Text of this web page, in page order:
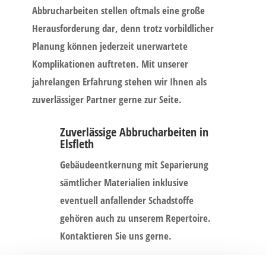
Abbrucharbeiten stellen oftmals eine große
Herausforderung dar, denn trotz vorbildlicher
Planung können jederzeit unerwartete
Komplikationen auftreten. Mit unserer
jahrelangen Erfahrung stehen wir Ihnen als
zuverlässiger Partner gerne zur Seite.
Zuverlässige Abbrucharbeiten in
Elsfleth
Gebäudeentkernung mit Separierung
sämtlicher Materialien inklusive
eventuell anfallender Schadstoffe
gehören auch zu unserem Repertoire.
Kontaktieren Sie uns gerne.